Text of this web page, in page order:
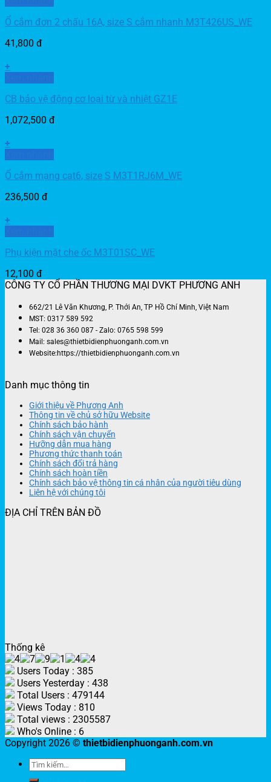
Ổ cắm đơn 2 chấu 16A, size S cắm nhanh M3T426US_WE
41,800 đ
+
CB bảo vệ động cơ loại từ và nhiệt GZ1E
1,072,500 đ
+
Ổ cắm mạng cat6, size S M3T1RJ6M_WE
236,500 đ
+
Phụ kiện mặt che ốc M3T01SC_WE
12,100 đ
CÔNG TY CỔ PHẦN THƯƠNG MẠI DVKT PHƯƠNG ANH
662/21 Lê Văn Khương, P. Thới An, TP Hồ Chí Minh, Việt Nam
MST: 0317 589 592
Tel: 028 36 360 087 - Zalo: 0765 598 599
Mail: sales@thietbidienphuonganh.com.vn
Website:https://thietbidienphuonganh.com.vn
Danh mục thông tin
Giới thiệu về Phương Anh
Thông tin về chủ sở hữu Website
Chính sách bảo hành
Chính sách vận chuyển
Hưỡng dẫn mua hàng
Phương thức thanh toán
Chính sách đổi trả hàng
Chính sách hoàn tiền
Chính sách bảo vệ thông tin cá nhân của người tiêu dùng
Liên hệ với chúng tôi
ĐỊA CHỈ TRÊN BẢN ĐỒ
Thống kê
Users Today : 385
Users Yesterday : 438
Total Users : 479144
Views Today : 810
Total views : 2305587
Who's Online : 6
Copyright 2026 © thietbidienphuonganh.com.vn